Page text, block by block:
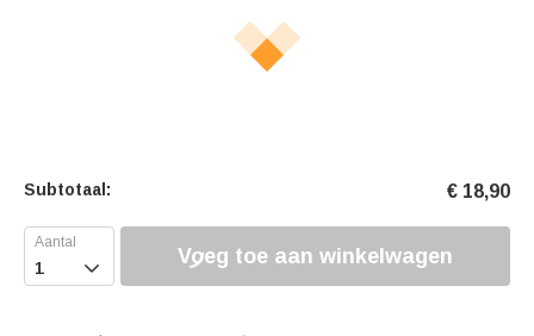
Subtotaal: € 18,90
 Voeg toe aan winkelwagen